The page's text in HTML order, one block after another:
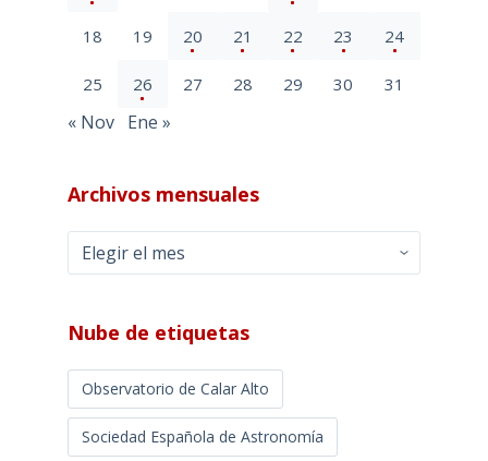
18 19 20 21 22 23 24
25 26 27 28 29 30 31
« Nov Ene »
Archivos mensuales
Archivos
mensuales
Nube de etiquetas
Observatorio de Calar Alto
Sociedad Española de Astronomía